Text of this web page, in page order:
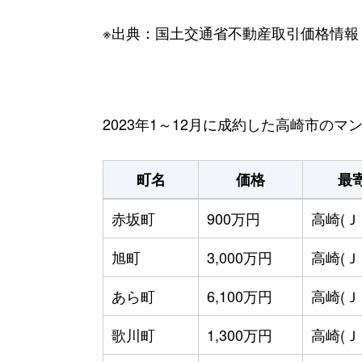
※出典：国土交通省不動産取引価格情
2023年1～12月に成約した高崎市のマ
町名 価格
最
赤坂町
900万円
高崎(
旭町
3,000万円
高崎(
あら町
6,100万円
高崎(
歌川町
1,300万円 高崎(